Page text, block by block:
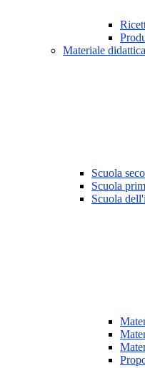
Materiale didattica
Scuola
Scuola
Scuola